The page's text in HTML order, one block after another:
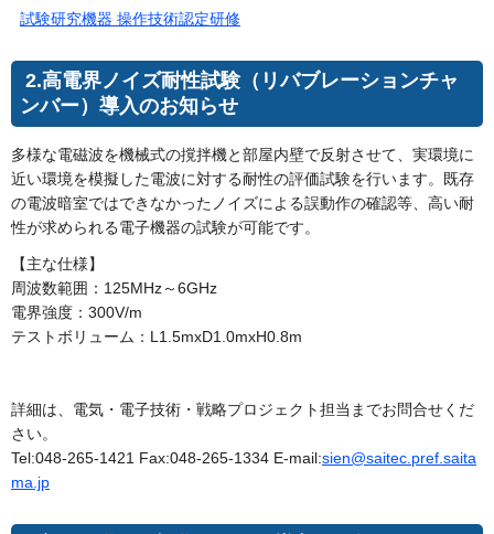
試験研究機器 操作技術認定研修
2.高電界ノイズ耐性試験（リバブレーションチャ
ンバー）導入のお知らせ
多様な電磁波を機械式の撹拌機と部屋内壁で反射させて、実環境に
近い環境を模擬した電波に対する耐性の評価試験を行います。既存
の電波暗室ではできなかったノイズによる誤動作の確認等、高い耐
性が求められる電子機器の試験が可能です。
【主な仕様】
周波数範囲：125MHz～6GHz
電界強度：300V/m
テストボリューム：L1.5mxD1.0mxH0.8m
詳細は、電気・電子技術・戦略プロジェクト担当までお問合せくだ
さい。
Tel:048-265-1421 Fax:048-265-1334 E-mail:sien@saitec.pref.saita
ma.jp